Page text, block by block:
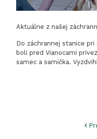
Aktuálne z našej
Do záchrannej stanice pri
boli pred Vianocami
samec a samička.